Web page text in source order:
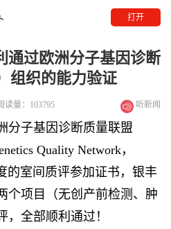
打开
通过欧洲分子基因诊断
组织的能力验证
读量：103795 听新闻
分子基因诊断质量联盟
Quality Network，
的室间质评参加证书，银丰
个项目（无创产前检测、肿
全部顺利通过！